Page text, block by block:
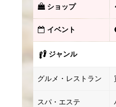
ショップ
イベント
ジャンル
グルメ・レストラン
スパ・エステ